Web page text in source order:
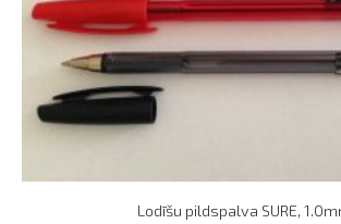
Lodīšu pildspalva SURE,